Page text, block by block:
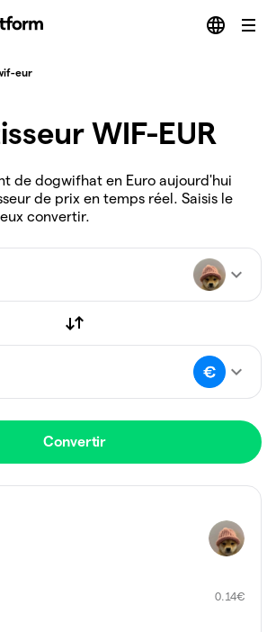
eur
WIF-EUR
de dogwifhat en Euro aujourd'hui
de prix en temps réel. Saisis le
convertir.
Convertir
0.14€